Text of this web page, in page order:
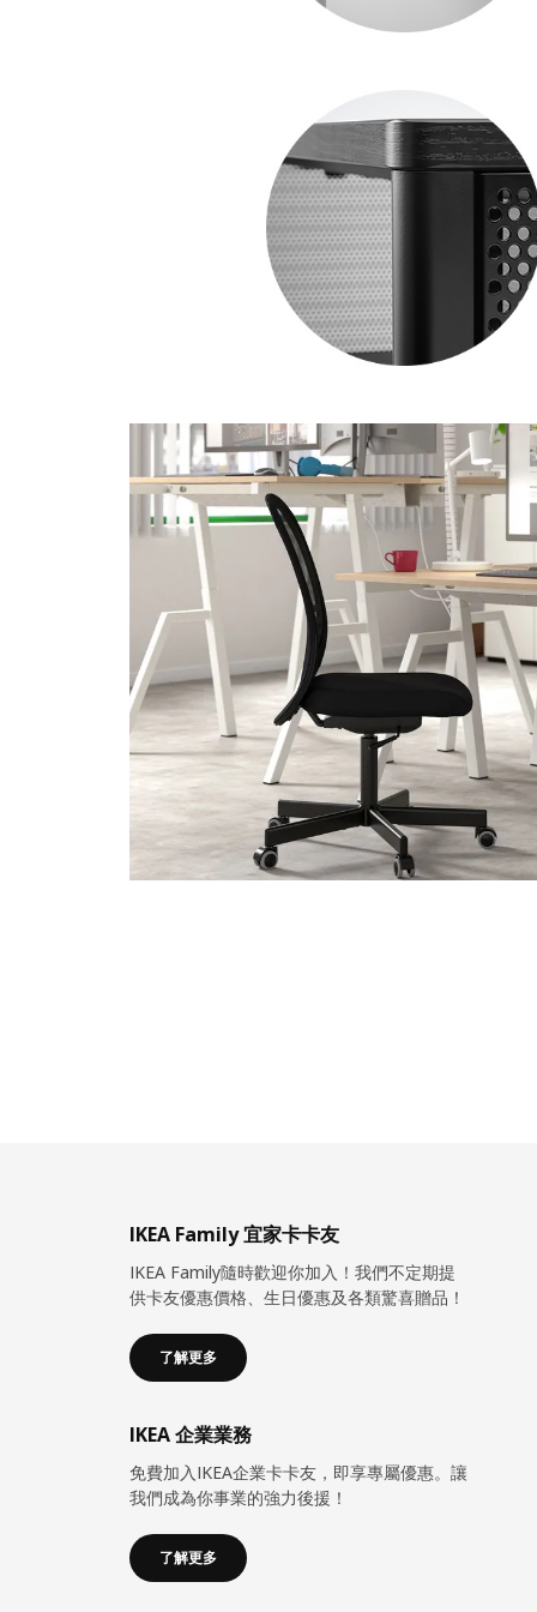
IKEA Family 宜家卡卡友
IKEA Family隨時歡迎你加入！我們不定期提
供卡友優惠價格、生日優惠及各類驚喜贈品！
了解更多
IKEA 企業業務
免費加入IKEA企業卡卡友，即享專屬優惠。讓
我們成為你事業的強力後援！
了解更多